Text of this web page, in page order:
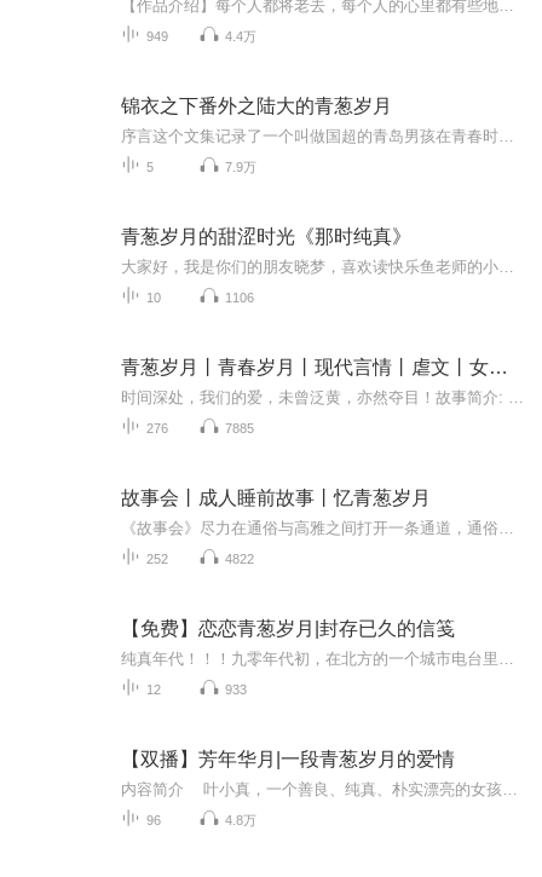
949 4.4万
锦衣之下番外之陆大的青葱岁月
5 7.9万
青葱岁月的甜涩时光《那时纯真》
10 1106
青葱岁月丨青春岁月丨现代言情丨虐文丨女频多播
276 7885
故事会丨成人睡前故事丨忆青葱岁月
252 4822
【免费】恋恋青葱岁月|封存已久的信笺
12 933
【双播】芳年华月|一段青葱岁月的爱情
96 4.8万